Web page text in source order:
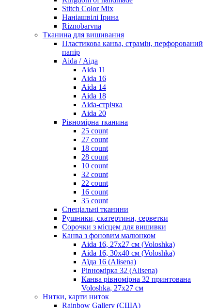
Stitch Color Mix
Наніашвілі Ірина
Riznobarvna
Тканина для вишивання
Пластикова канва, страмін, перфорований
папір
Aida / Аіда
Aida 11
Aida 16
Aida 14
Aida 18
Aida-стрічка
Aida 20
Рівномірна тканина
25 count
27 count
18 count
28 count
10 count
32 count
22 count
16 count
35 count
Спеціальні тканини
Рушники, скатертини, серветки
Сорочки з місцем для вишивки
Канва з фоновим малюнком
Aida 16, 27х27 см (Voloshka)
Aida 16, 30х40 см (Voloshka)
Аїда 16 (Alisena)
Рівномірка 32 (Alisena)
Канва рівномірна 32 принтована
Voloshka, 27х27 см
Нитки, карти ниток
Rainbow Gallery (США)